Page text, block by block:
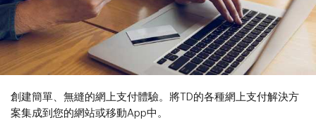
創建簡單、無縫的網上支付體驗。將TD的各種網上支付解決方
案集成到您的網站或移動App中。